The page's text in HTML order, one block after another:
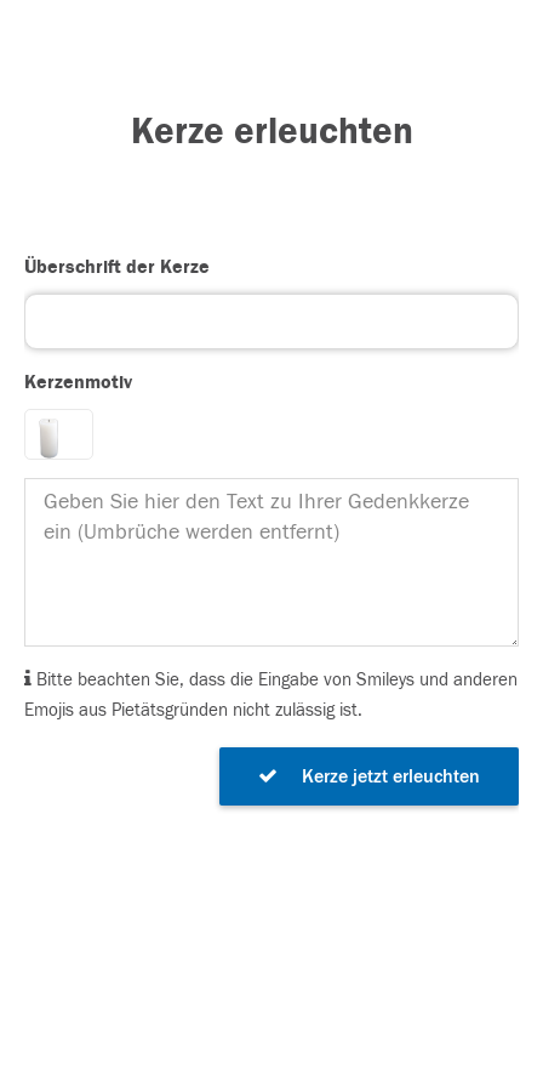
Kerze erleuchten
Überschrift der Kerze
Kerzenmotiv
Bitte beachten Sie, dass die Eingabe von Smileys und anderen
Emojis aus Pietätsgründen nicht zulässig ist.
Kerze jetzt erleuchten